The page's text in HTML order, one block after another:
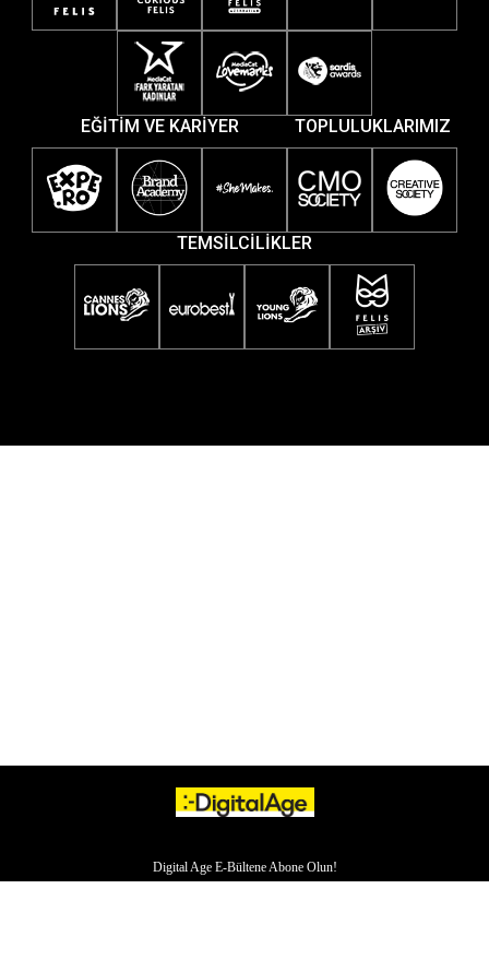
EĞİTİM VE KARİYER TOPLULUKLARIMIZ
TEMSİLCİLİKLER
Digital Age E-Bültene Abone Olun!